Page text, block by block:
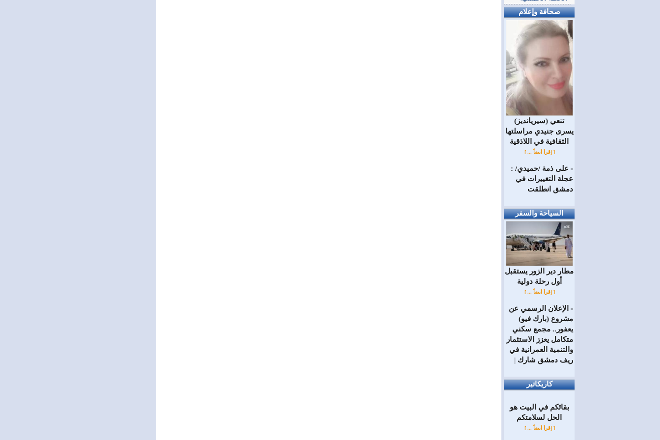
صحافة وإعلام
(سيريانديز) تنعي
يسرى جنيدي مراسلتها
الثقافية في اللاذقية
[ إقرأ أيضاً ... ]
= على ذمة /حميدي/ :
عجلة التغييرات في
دمشق انطلقت
السياحة والسفر
مطار دير الزور يستقبل
أول رحلة دولية
[ إقرأ أيضاً ... ]
=
الإعلان الرسمي عن
مشروع (بارك فيو)
يعفور.. مجمع سكني
متكامل يعزز الاستثمار
والتنمية العمرانية في
ريف دمشق شارك |
كاريكاتير
بقائكم في البيت هو
الحل لسلامتكم
[ إقرأ أيضاً ... ]